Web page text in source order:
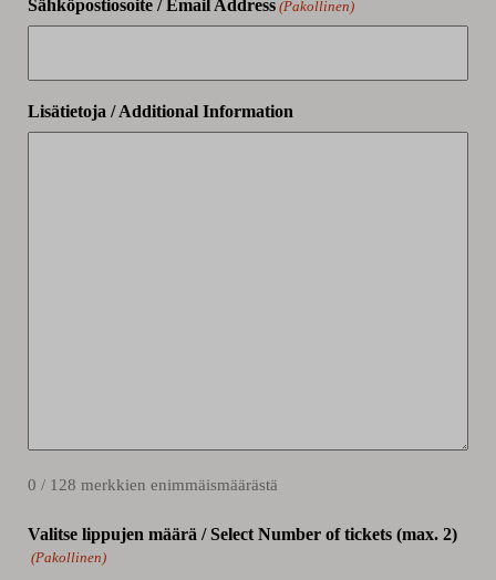
Sähköpostiosoite / Email Address (Pakollinen)
Lisätietoja / Additional Information
0 / 128 merkkien enimmäismäärästä
Valitse lippujen määrä / Select Number of tickets (max. 2)
(Pakollinen)